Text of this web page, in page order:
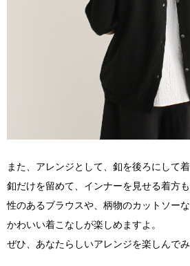
また、アレンジとして、釦を後ろにして
釦だけを留めて、インナーを見せる着方
性のあるブラウスや、柄物のカットソー
かわいい着こなしが楽しめますよ。
ぜひ、あなたらしいアレンジを楽しんでみ